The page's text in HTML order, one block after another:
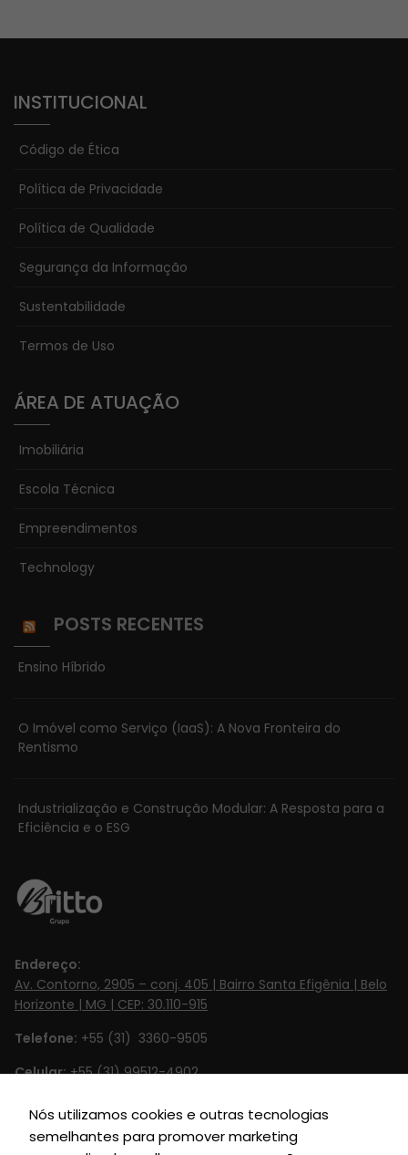
INSTITUCIONAL
Código de Ética
Política de Privacidade
Política de Qualidade
Segurança da Informação
Sustentabilidade
Termos de Uso
ÁREA DE ATUAÇÃO
Imobiliária
Escola Técnica
Empreendimentos
Technology
POSTS RECENTES
Ensino Híbrido
O Imóvel como Serviço (IaaS): A Nova Fronteira do
Rentismo
Industrialização e Construção Modular: A Resposta para a
Eficiência e o ESG
Endereço:
Av. Contorno, 2905 – conj. 405 | Bairro Santa Efigênia | Belo
Horizonte | MG | CEP: 30.110-915
Telefone: +55 (31) 3360-9505
Celular:+55 (31) 99512-4902‬
Email:
contato@britto.com.br
Horário de Funcionamento:Segunda à Sexta de 8h às 18h
Nós utilizamos cookies e outras tecnologias
semelhantes para promover marketing
não são
opcionais. Eles